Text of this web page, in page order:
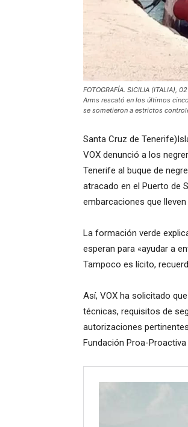
FOTOGRAFÍA. SICILIA (ITALIA),
Arms rescató en los últimos
se sometieron a estrictos
Santa Cruz de
VOX denunció a los
Tenerife al buque de
atracado en el Puerto de
embarcaciones que
La formación verde
esperan para «ayudar a
Tampoco es lícito,
Así, VOX ha solicitado
técnicas, requisitos de
autorizaciones
Fundación Proa-